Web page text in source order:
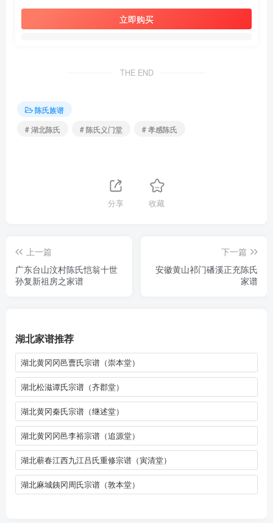
立即购买
THE END
陈氏族谱
# 湖北陈氏
# 陈氏义门堂 # 孝感陈氏
分享 收藏
上一篇
广东台山汶村陈氏恺翁十世
孙复新祖房之家谱
下一篇
安徽黄山祁门磻溪正充陈氏
家谱
湖北家谱推荐
湖北黄冈冈邑曹氏宗谱（崇本堂）
湖北松滋谭氏宗谱（齐郡堂）
湖北黄冈秦氏宗谱（继述堂）
湖北黄冈冈邑李裕宗谱（追源堂）
湖北蕲春江西九江吕氏重修宗谱（寅清堂）
湖北麻城銕冈周氏宗谱（敦本堂）